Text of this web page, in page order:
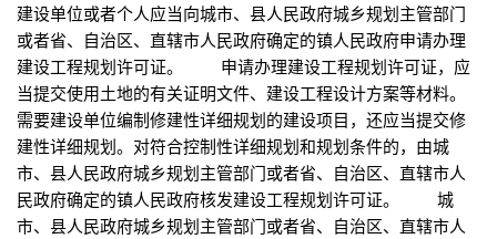
建设单位或者个人应当向城市、县人民政府城乡规划主管部门
或者省、自治区、直辖市人民政府确定的镇人民政府申请办理
建设工程规划许可证。 申请办理建设工程规划许可证，应
当提交使用土地的有关证明文件、建设工程设计方案等材料。
需要建设单位编制修建性详细规划的建设项目，还应当提交修
建性详细规划。对符合控制性详细规划和规划条件的，由城
市、县人民政府城乡规划主管部门或者省、自治区、直辖市人
民政府确定的镇人民政府核发建设工程规划许可证。 城
市、县人民政府城乡规划主管部门或者省、自治区、直辖市人